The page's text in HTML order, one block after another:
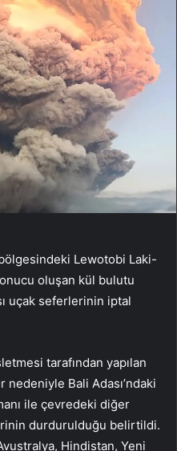
bölgesindeki Lewotobi Laki-
oluşan kül bulutu
uçak seferlerinin iptal
tarafından yapılan
Bali Adası’ndaki
ile çevredeki diğer
durdurulduğu belirtildi.
Hindistan, Yeni